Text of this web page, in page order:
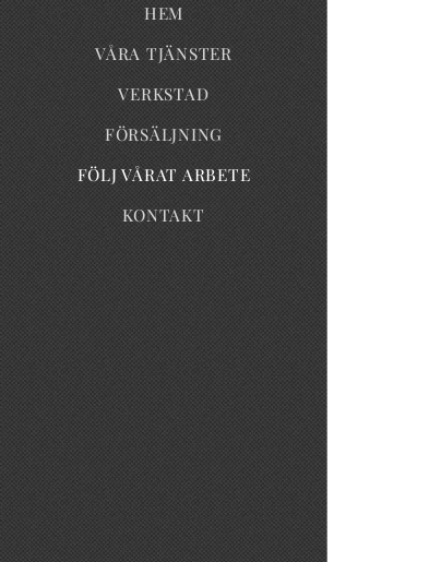
HEM
VÅRA TJÄNSTER
VERKSTAD
FÖRSÄLJNING
FÖLJ VÅRAT ARBETE
KONTAKT